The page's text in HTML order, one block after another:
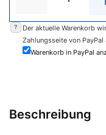
?
Der aktuelle Warenkorb
Zahlungsseite von PayPal
Warenkorb in PayPal
Beschreibung